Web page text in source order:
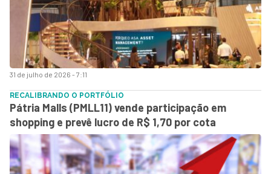
31 de julho de 2026 - 7:11
RECALIBRANDO O PORTFÓLIO
Pátria Malls (PMLL11) vende participação em
shopping e prevê lucro de R$ 1,70 por cota